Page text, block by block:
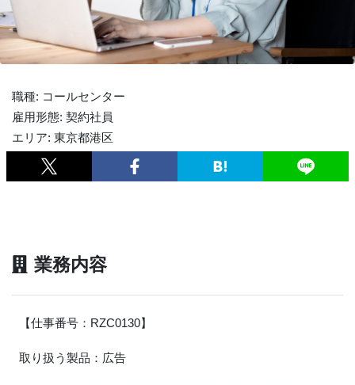
職種: コールセンター
雇用形態: 契約社員
エリア: 東京都港区
業務内容
【仕事番号：RZC0130】
取り扱う製品：広告